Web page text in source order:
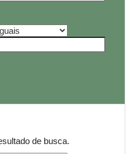
de busca.